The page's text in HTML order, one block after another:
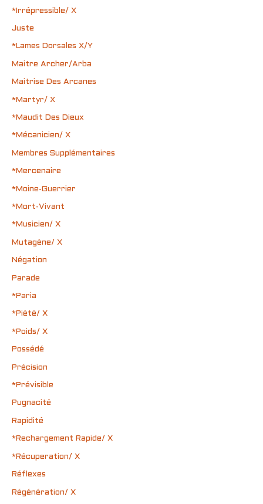
*Irrépressible/ X
Juste
*Lames Dorsales X/Y
Maitre Archer/Arba
Maitrise Des Arcanes
*Martyr/ X
*Maudit Des Dieux
*Mécanicien/ X
Membres Supplémentaires
*Mercenaire
*Moine-Guerrier
*Mort-Vivant
*Musicien/ X
Mutagène/ X
Négation
Parade
*Paria
*Pièté/ X
*Poids/ X
Possédé
Précision
*Prévisible
Pugnacité
Rapidité
*Rechargement Rapide/ X
*Récuperation/ X
Réflexes
Régénération/ X